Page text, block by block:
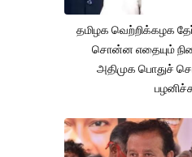
தமிழக வெற்றிக்கழக
சொன்ன எதையும்
அதிமுக பொதுச்